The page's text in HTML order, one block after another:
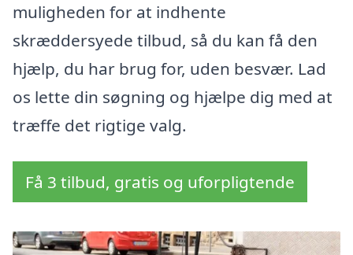
muligheden for at indhente
skræddersyede tilbud, så du kan få den
hjælp, du har brug for, uden besvær. Lad
os lette din søgning og hjælpe dig med at
træffe det rigtige valg.
Få 3 tilbud, gratis og uforpligtende